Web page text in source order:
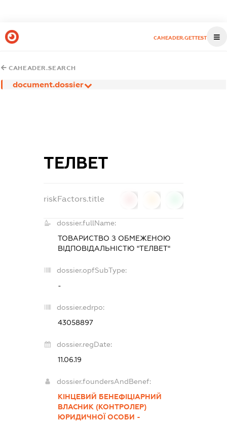
CAHEADER.GETTEST
CAHEADER.SEARCH
document.dossier
ТЕЛВЕТ
riskFactors.title
dossier.fullName:
ТОВАРИСТВО З ОБМЕЖЕНОЮ
ВІДПОВІДАЛЬНІСТЮ "ТЕЛВЕТ"
dossier.opfSubType:
-
dossier.edrpo:
43058897
dossier.regDate:
11.06.19
dossier.foundersAndBenef:
КІНЦЕВИЙ БЕНЕФІЦІАРНИЙ
ВЛАСНИК (КОНТРОЛЕР)
ЮРИДИЧНОЇ ОСОБИ -